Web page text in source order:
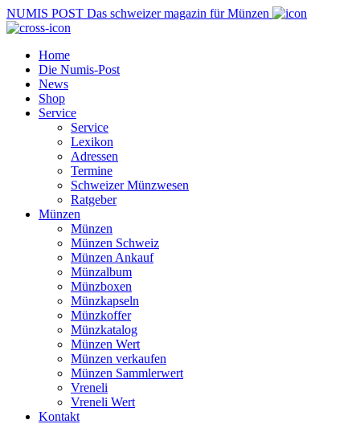
NUMIS POST Das schweizer magazin für Münzen
Home
Die Numis-Post
News
Shop
Service
Service
Lexikon
Adressen
Termine
Schweizer Münzwesen
Ratgeber
Münzen
Münzen
Münzen Schweiz
Münzen Ankauf
Münzalbum
Münzboxen
Münzkapseln
Münzkoffer
Münzkatalog
Münzen Wert
Münzen verkaufen
Münzen Sammlerwert
Vreneli
Vreneli Wert
Kontakt